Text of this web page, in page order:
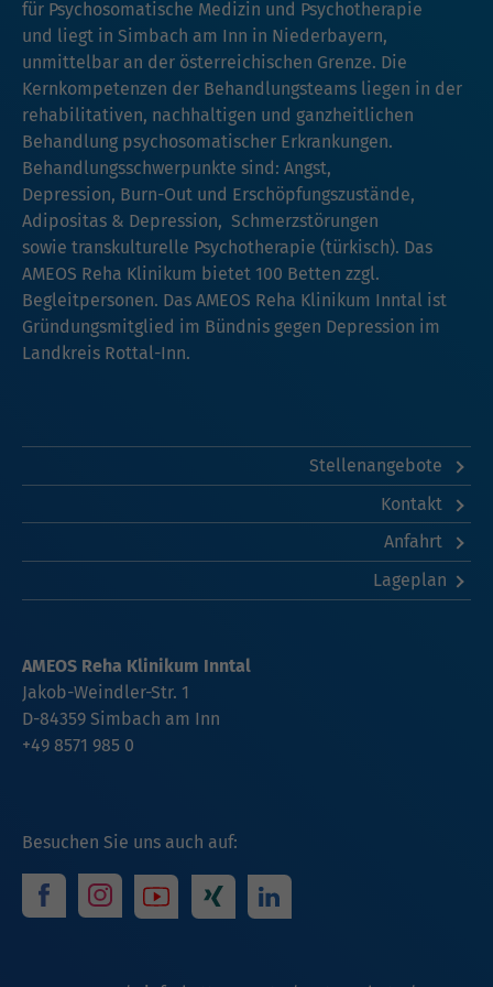
für Psychosomatische Medizin und Psychotherapie
und liegt in Simbach am Inn in Niederbayern,
unmittelbar an der österreichischen Grenze. Die
Kernkompetenzen der Behandlungsteams liegen in der
rehabilitativen, nachhaltigen und ganzheitlichen
Behandlung psychosomatischer Erkrankungen.
Behandlungsschwerpunkte sind: Angst,
Depression, Burn-Out und Erschöpfungszustände,
Adipositas & Depression, Schmerzstörungen
sowie transkulturelle Psychotherapie (türkisch). Das
AMEOS Reha Klinikum bietet 100 Betten zzgl.
Begleitpersonen. Das AMEOS Reha Klinikum Inntal ist
Gründungsmitglied im Bündnis gegen Depression im
Landkreis Rottal-Inn.
Stellenangebote
Kontakt
Anfahrt
Lageplan
Besuchen Sie uns auch auf:
AMEOS Reha Klinikum Inntal
Jakob-Weindler-Str. 1
D-84359 Simbach am Inn
+49 8571 985 0